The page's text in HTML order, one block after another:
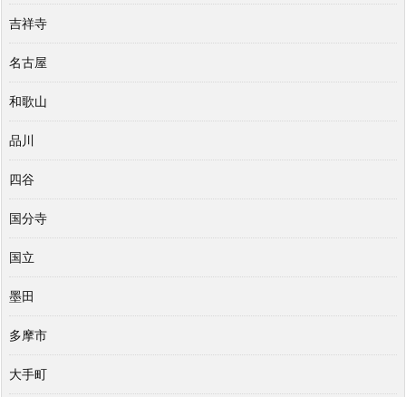
吉祥寺
名古屋
和歌山
品川
四谷
国分寺
国立
墨田
多摩市
大手町